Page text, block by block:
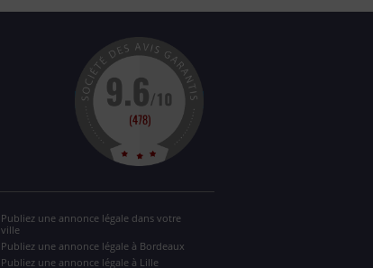
Publiez une annonce légale dans votre
ville
Publiez une annonce légale à Bordeaux
Publiez une annonce légale à Lille